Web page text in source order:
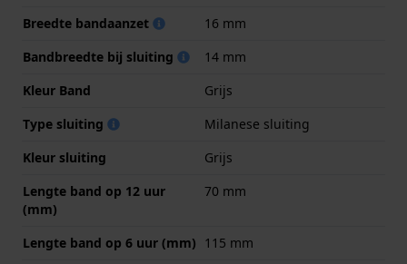
Breedte bandaanzet
16 mm
Bandbreedte bij sluiting
14 mm
Kleur Band
Grijs
Type sluiting
Milanese sluiting
Kleur sluiting
Grijs
Lengte band op 12 uur
(mm)
70 mm
Lengte band op 6 uur (mm) 115 mm